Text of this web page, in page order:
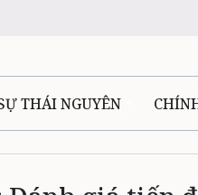
THÁI NGUYÊN